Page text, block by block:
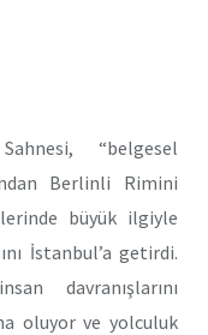
“belgesel
Berlinli Rimini
büyük ilgiyle
İstanbul’a getirdi.
davranışlarını
oluyor ve yolculuk